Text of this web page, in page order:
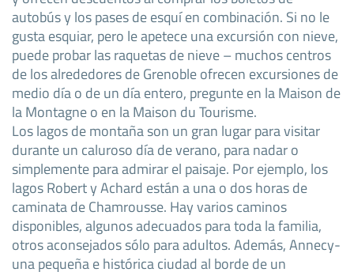
autobús y los pases de esquí en combinación. Si no le
gusta esquiar, pero le apetece una excursión con nieve,
puede probar las raquetas de nieve – muchos centros
de los alrededores de Grenoble ofrecen excursiones de
medio día o de un día entero, pregunte en la Maison de
la Montagne o en la Maison du Tourisme.
Los lagos de montaña son un gran lugar para visitar
durante un caluroso día de verano, para nadar o
simplemente para admirar el paisaje. Por ejemplo, los
lagos Robert y Achard están a una o dos horas de
caminata de Chamrousse. Hay varios caminos
disponibles, algunos adecuados para toda la familia,
otros aconsejados sólo para adultos. Además, Annecy-
una pequeña e histórica ciudad al borde de un